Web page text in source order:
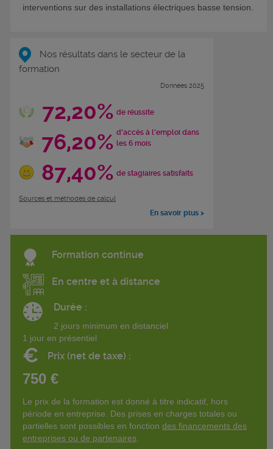
interventions sur des installations électriques basse tension.
Nos résultats dans le secteur de la
formation
Données 2025
72,20% de réussite
76,20% d'accès à l'emploi dans
les 6 mois
87,40% de stagiaires satisfaits
Sources et méthodes de calcul
En savoir plus >
Formation continue
En centre et à distance
Durée :
2 jours minimum en distanciel
1 jour en présentiel
€ Prix (net de taxe) :
750 €
Le prix de la formation est donné à titre indicatif, hors
période en entreprise. Des prises en charges totales ou
partielles sont possibles en fonction des financements des
entreprises ou de partenaires